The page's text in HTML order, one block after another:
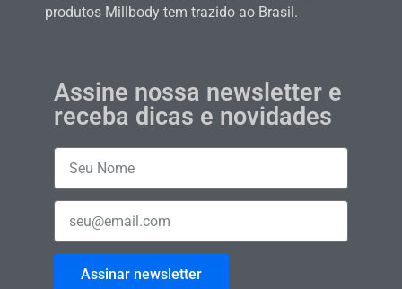
produtos Millbody tem trazido ao Brasil.
Assine nossa newsletter e
receba dicas e novidades
Assinar newsletter